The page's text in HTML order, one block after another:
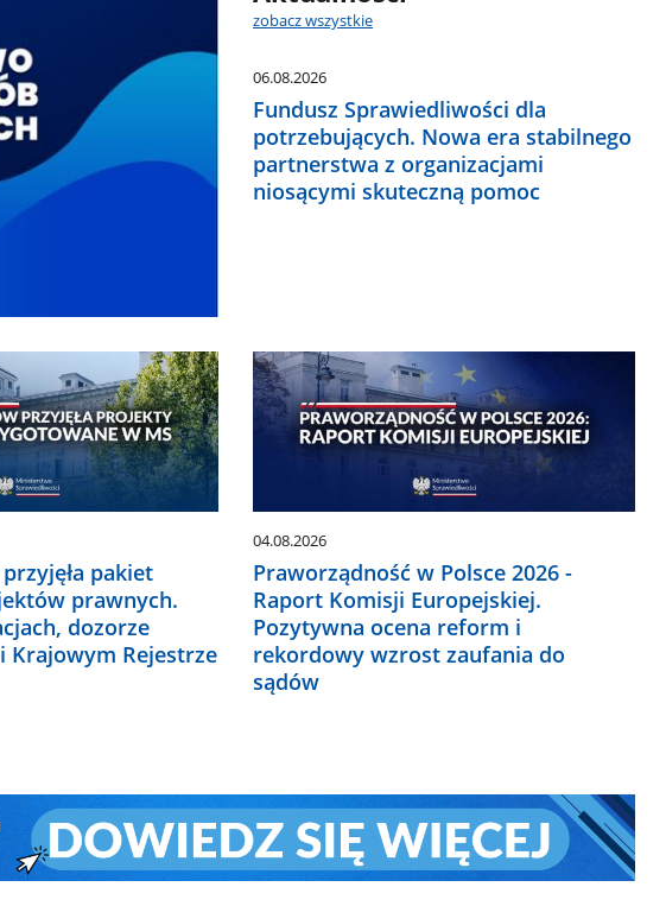
zobacz wszystkie
06.08.2026
Fundusz Sprawiedliwości dla
potrzebujących. Nowa era stabilnego
partnerstwa z organizacjami
niosącymi skuteczną pomoc
pakiet
prawnych.
dozorze
Krajowym Rejestrze
04.08.2026
Praworządność w Polsce 2026 -
Raport Komisji Europejskiej.
Pozytywna ocena reform i
rekordowy wzrost zaufania do
sądów